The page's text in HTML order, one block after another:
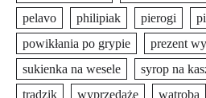
pelavo
philipiak pierogi
powikłania po grypie
prezent
sukienka na wesele
syrop na
trądzik
wyprzedaże wątroba